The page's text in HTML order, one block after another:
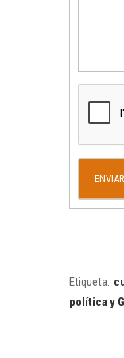
Etiqueta:
política y